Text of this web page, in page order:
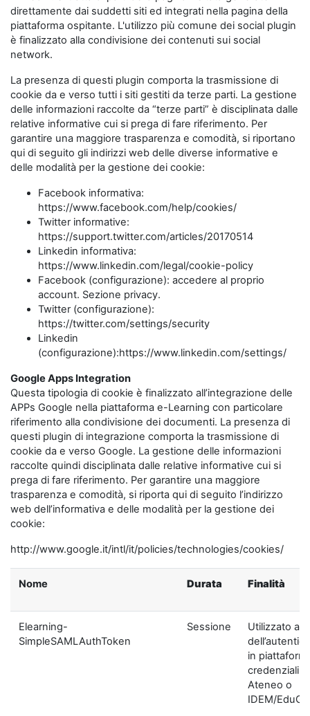
direttamente dai suddetti siti ed integrati nella pagina della
piattaforma ospitante. L'utilizzo più comune dei social plugin
è finalizzato alla condivisione dei contenuti sui social
network.
La presenza di questi plugin comporta la trasmissione di
cookie da e verso tutti i siti gestiti da terze parti. La gestione
delle informazioni raccolte da “terze parti” è disciplinata dalle
relative informative cui si prega di fare riferimento. Per
garantire una maggiore trasparenza e comodità, si riportano
qui di seguito gli indirizzi web delle diverse informative e
delle modalità per la gestione dei cookie:
Facebook informativa:
https://www.facebook.com/help/cookies/
Twitter informative:
https://support.twitter.com/articles/20170514
Linkedin informativa:
https://www.linkedin.com/legal/cookie-policy
Facebook (configurazione): accedere al proprio
account. Sezione privacy.
Twitter (configurazione):
https://twitter.com/settings/security
Linkedin
(configurazione):https://www.linkedin.com/settings/
Google Apps Integration
Questa tipologia di cookie è finalizzato all’integrazione delle
APPs Google nella piattaforma e-Learning con particolare
riferimento alla condivisione dei documenti. La presenza di
questi plugin di integrazione comporta la trasmissione di
cookie da e verso Google. La gestione delle informazioni
raccolte quindi disciplinata dalle relative informative cui si
prega di fare riferimento. Per garantire una maggiore
trasparenza e comodità, si riporta qui di seguito l’indirizzo
web dell’informativa e delle modalità per la gestione dei
cookie:
http://www.google.it/intl/it/policies/technologies/cookies/
Nome Durata Finalità
Elearning-
SimpleSAMLAuthToken
Sessione
Utilizzato ai
in
credenziali di
Ateneo o
IDEM/